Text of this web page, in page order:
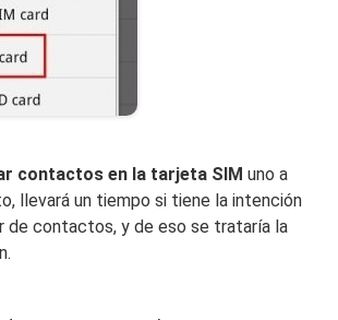
contactos en la tarjeta SIMuno a
llevará un tiempo si tiene la intención
de contactos, y de eso se trataría la